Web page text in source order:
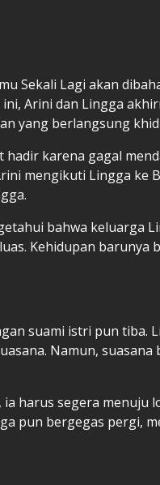
Sekali Lagi akan
Arini dan Lingga
yang berlangsung
hadir karena gagal
mengikuti Lingga ke
bahwa keluarga
Kehidupan barunya
suami istri pun tiba.
Namun, suasana
harus segera menuju
pun bergegas pergi,